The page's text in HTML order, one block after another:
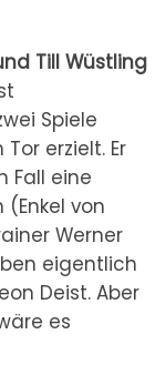
Till Wüstling
Spiele
erzielt. Er
Fall eine
von
Werner
eigentlich
Deist. Aber
es